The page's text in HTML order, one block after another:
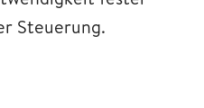
Steuerung.